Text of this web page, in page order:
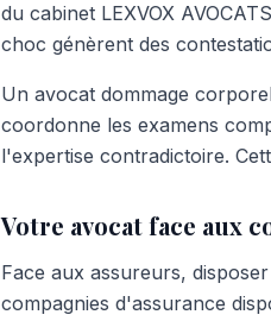
du cabinet LEXVOX
choc génèrent des
Un avocat dommage
coordonne les examens
l'expertise contradictoire.
Votre avocat face aux
Face aux assureurs,
compagnies d'assurance